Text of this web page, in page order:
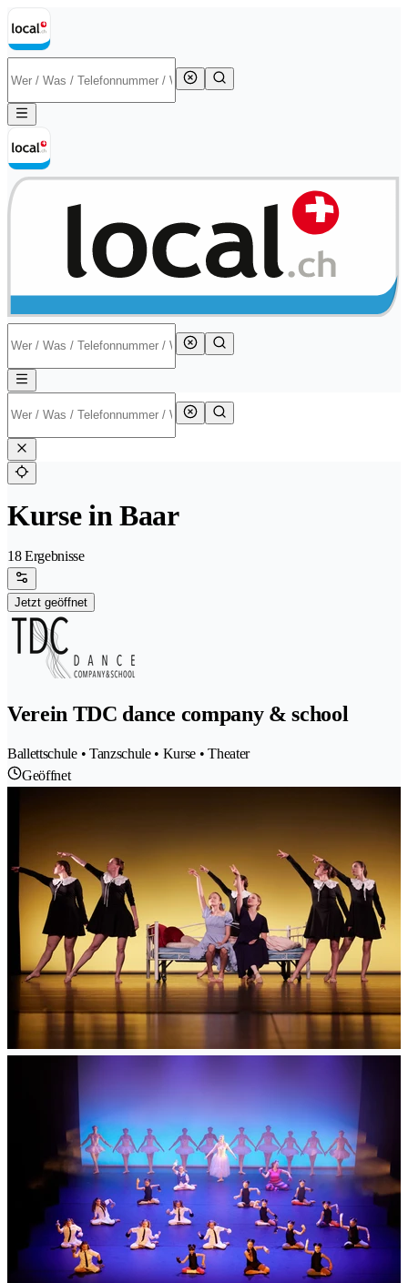
Kurse in Baar
18 Ergebnisse
Jetzt geöffnet
Verein TDC dance company & school
Ballettschule • Tanzschule • Kurse • Theater
Geöffnet